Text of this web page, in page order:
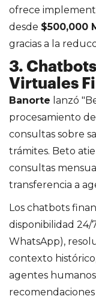
ofrece
desde $500,000
gracias a la
3.
Virtuales
Banorte lanzó
procesamiento
consultas sobre
trámites. Beto
consultas
transferencia a
Los chatbots
disponibilidad 24/
WhatsApp),
contexto
agentes